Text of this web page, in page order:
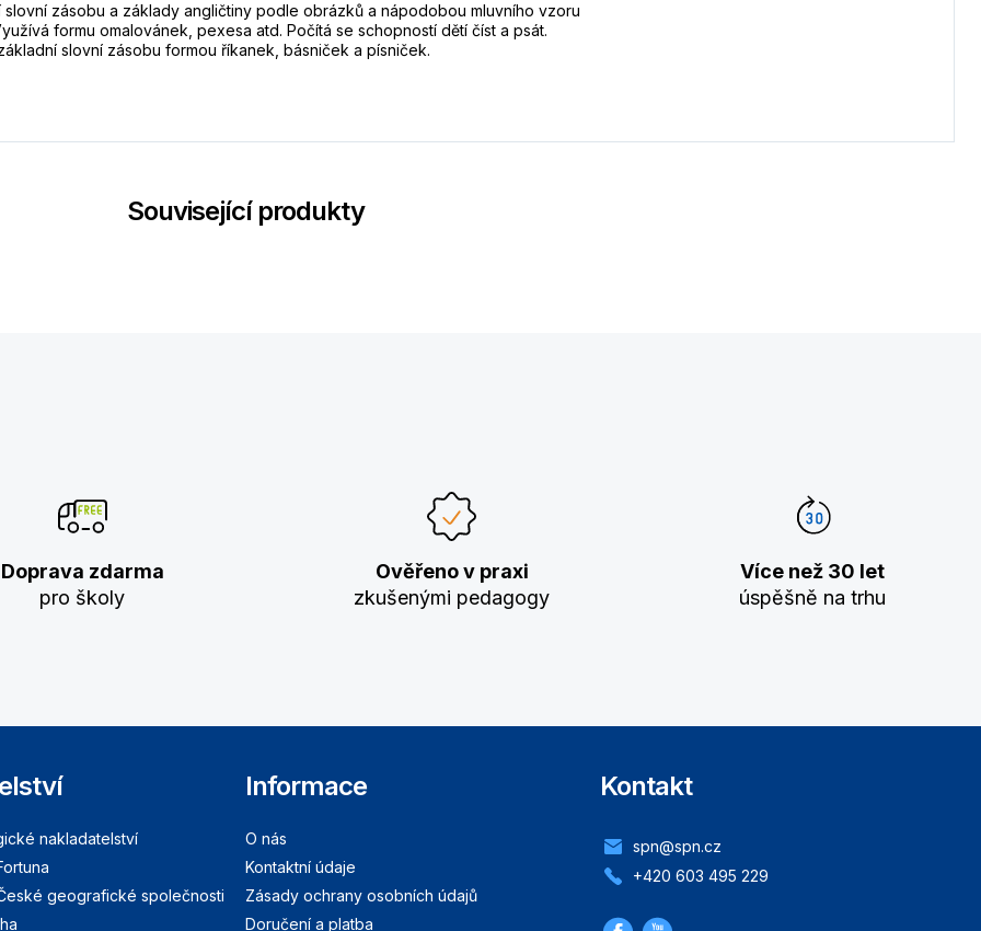
slovní zásobu a základy angličtiny podle obrázků a nápodobou mluvního vzoru
formu omalovánek, pexesa atd. Počítá se schopností dětí číst a psát.
slovní zásobu formou říkanek, básniček a písniček.
Související produkty
Doprava zdarma
pro školy
Ověřeno v praxi
zkušenými pedagogy
Více než 30 let
úspěšně na trhu
nakladatelství
geografické společnosti
Informace
O nás
Kontaktní údaje
Zásady ochrany osobních údajů
Doručení a platba
Kontakt
spn@spn.cz
+420 603 495 229